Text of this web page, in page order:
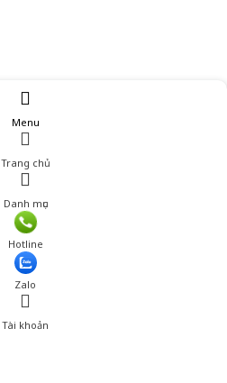
Menu
Trang chủ
Danh mục
Hotline
Zalo
Tài khoản